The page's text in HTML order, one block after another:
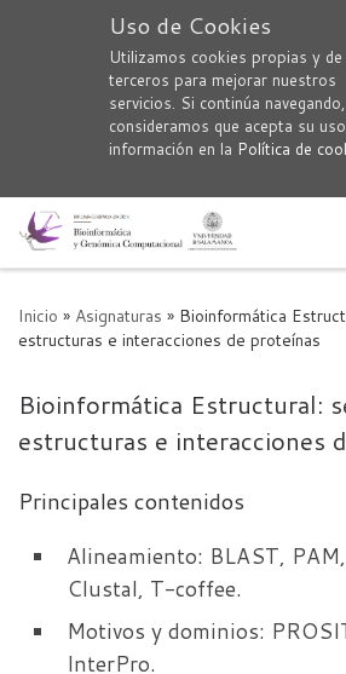
Uso de Cookies
Utilizamos cookies propias y de
terceros para mejorar nuestros
servicios. Si continúa navegando,
consideramos que acepta su
información en la Política de
Saltar al contenido
Inicio » Asignaturas » Bioinformática
estructuras e interacciones de proteínas
Bioinformática Estructural:
estructuras e interacciones
Principales contenidos
Alineamiento: BLAST,
Clustal, T-coffee.
Motivos y dominios:
InterPro.